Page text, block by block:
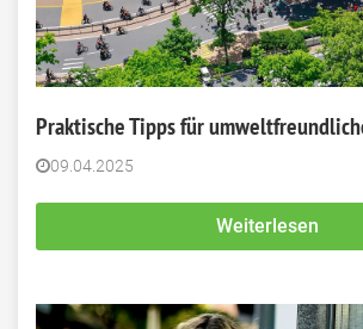
Praktische Tipps für
09.04.2025
Weiterlesen